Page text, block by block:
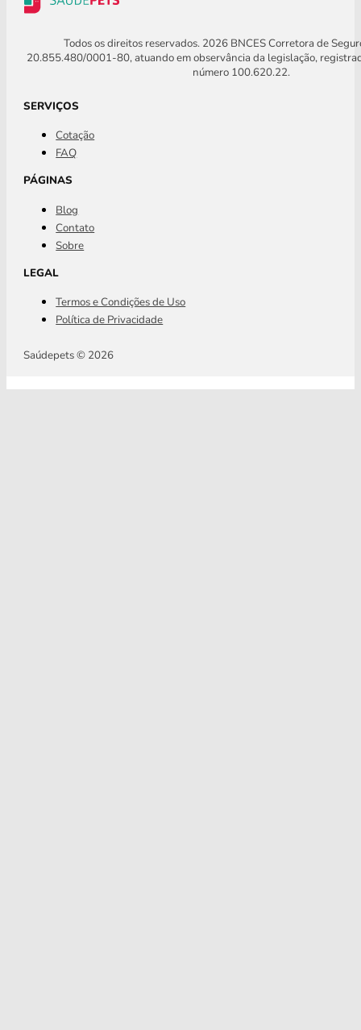
Todos os direitos reservados. 2026 BNCES Corretora de
20.855.480/0001-80, atuando em observância da legislação,
número 100.620.22.
SERVIÇOS
Cotação
FAQ
PÁGINAS
Blog
Contato
Sobre
LEGAL
Termos e Condições de Uso
Política de Privacidade
Saúdepets © 2026